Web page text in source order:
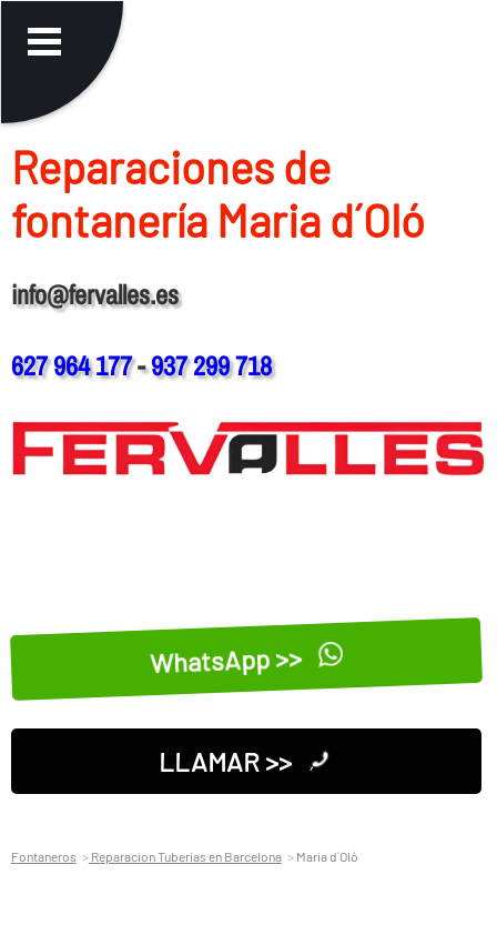
Reparaciones de
fontanerí­a Maria d´Oló
info@fervalles.es
627 964 177-937 299 718
WhatsApp >>
LLAMAR >>
Fontaneros Reparacion Tuberias en Barcelona Maria d´Oló